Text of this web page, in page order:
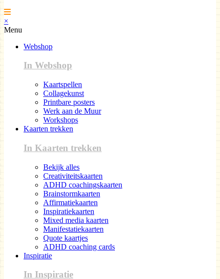
×
Menu
Webshop
In Webshop
Kaartspellen
Collagekunst
Printbare posters
Werk aan de Muur
Workshops
Kaarten trekken
In Kaarten trekken
Bekijk alles
Creativiteitskaarten
ADHD coachingskaarten
Brainstormkaarten
Affirmatiekaarten
Inspiratiekaarten
Mixed media kaarten
Manifestatiekaarten
Quote kaartjes
ADHD coaching cards
Inspiratie
In Inspiratie